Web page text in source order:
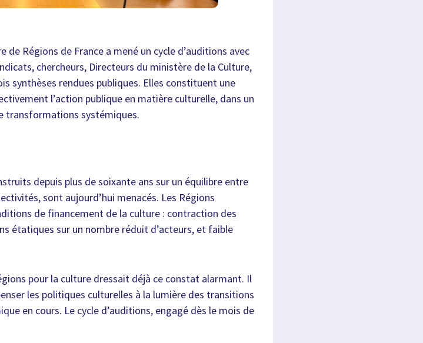
Régions de France a mené un cycle d’auditions avec
chercheurs, Directeurs du ministère de la Culture,
synthèses rendues publiques. Elles constituent une
l’action publique en matière culturelle, dans un
transformations systémiques.
depuis plus de soixante ans sur un équilibre entre
sont aujourd’hui menacés. Les Régions
de financement de la culture : contraction des
étatiques sur un nombre réduit d’acteurs, et faible
pour la culture dressait déjà ce constat alarmant. Il
les politiques culturelles à la lumière des transitions
en cours. Le cycle d’auditions, engagé dès le mois de